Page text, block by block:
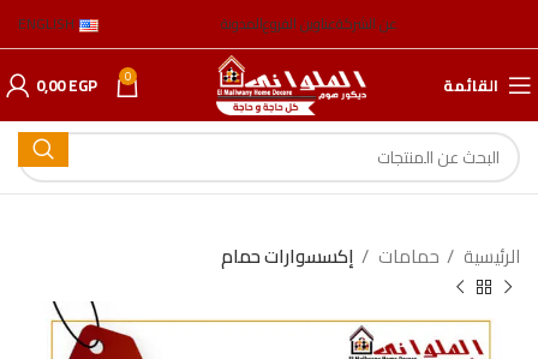
عن الشركةعناوين الفروعالمدونة ENGLISH
القائمة 0
0,00EGP
الرئيسية حمامات إكسسوارات حمام